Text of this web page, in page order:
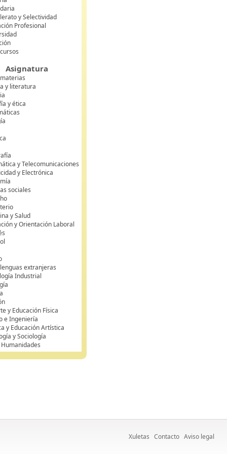
y Selectividad
Profesional
Asignatura
y literatura
y ética
y Telecomunicaciones
y Electrónica
sociales
y Salud
y Orientación Laboral
extranjeras
Industrial
y Educación Física
e Ingeniería
y Educación Artística
y Sociología
Xuletas Contacto Aviso legal